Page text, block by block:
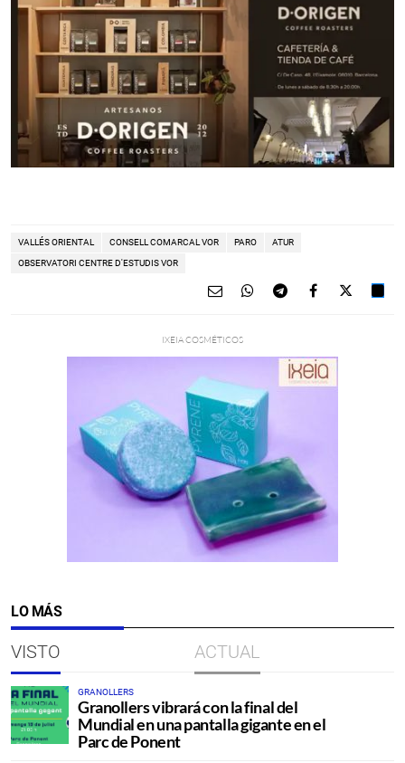
VALLÉS ORIENTAL CONSELL COMARCAL VOR PARO ATUR
OBSERVATORI CENTRE D'ESTUDIS VOR
LO MÁS
VISTO ACTUAL
GRANOLLERS
Granollers vibrará con la final del
Mundial en una pantalla gigante en el
Parc de Ponent